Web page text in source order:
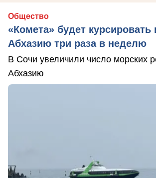
Общество
«Комета» будет курсировать
Абхазию три раза в неделю
В Сочи увеличили число морских
Абхазию